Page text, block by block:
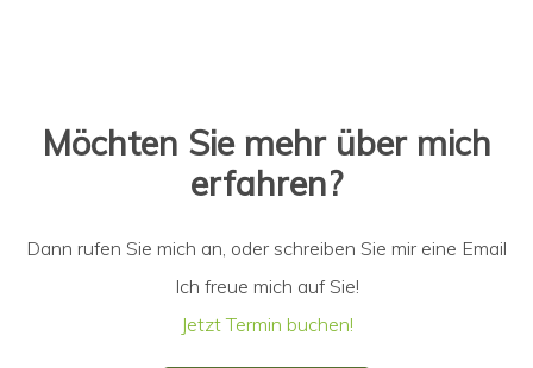
Möchten Sie mehr über mich
erfahren?
Dann rufen Sie mich an, oder schreiben Sie mir eine Email
Ich freue mich auf Sie!
Jetzt Termin buchen!